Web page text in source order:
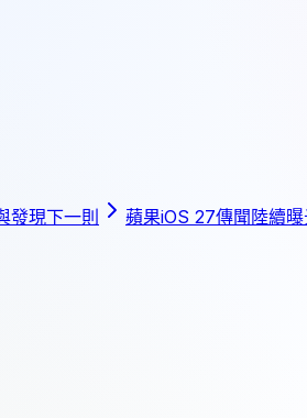
發現下一則 蘋果iOS 27傳聞陸續